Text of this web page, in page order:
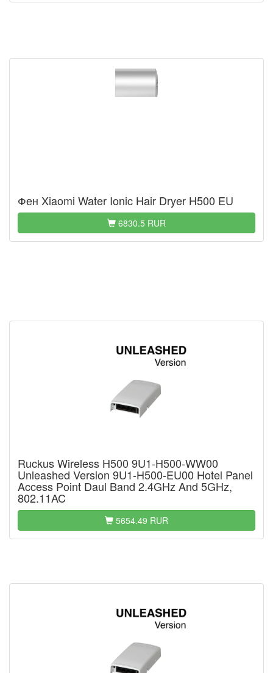
Фен Xiaomi Water Ionic Hair Dryer H500 EU
6830.5 RUR
Ruckus Wireless H500 9U1-H500-WW00
Unleashed Version 9U1-H500-EU00 Hotel Panel
Access Point Daul Band 2.4GHz And 5GHz,
802.11AC
5654.49 RUR